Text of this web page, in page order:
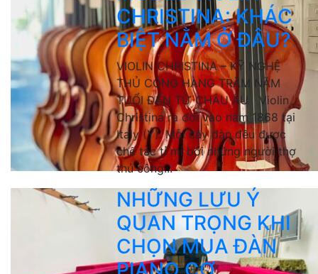
CHRISTINA: KHÁC
BIỆT NẰM Ở ĐÂU?
VIOLIN CHRISTINA – KỸ NGHỆ
THỦ CÔNG HÀNG TRĂM NĂM
TUỔI ĐẾN TỪ CHÂU ÂU Violin
Christina ra đời vào năm 1868 tại
Italy (Ý). Mỗi cây đàn đều được
chế tác tỉ mỉ bởi những người thợ
thủ công...
NHỮNG LƯU Ý
QUAN TRỌNG KHI
CHỌN MUA ĐÀN